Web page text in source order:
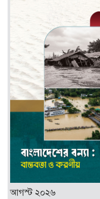
আগস্ট ২০২৬